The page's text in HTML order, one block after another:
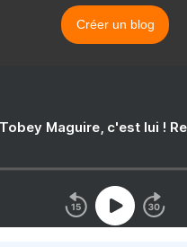
Créer un blog
Maguire, c'est lui !